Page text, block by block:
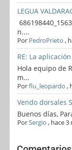
LEGUA
n....
Por PedroPrieto ,
RE: La
Hola equipo de
m...
Porflu_leopardo ,
Vendo dorsales
Buenos días,
PorSergio , hace 3